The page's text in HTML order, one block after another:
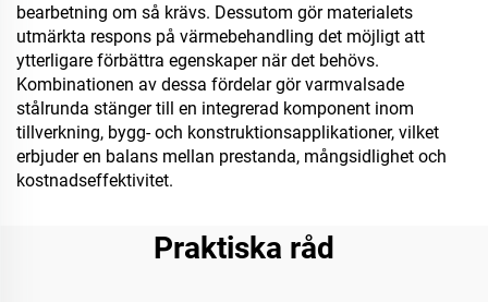
bearbetning om så krävs. Dessutom gör materialets
utmärkta respons på värmebehandling det möjligt att
ytterligare förbättra egenskaper när det behövs.
Kombinationen av dessa fördelar gör varmvalsade
stålrunda stänger till en integrerad komponent inom
tillverkning, bygg- och konstruktionsapplikationer, vilket
erbjuder en balans mellan prestanda, mångsidlighet och
kostnadseffektivitet.
Praktiska råd